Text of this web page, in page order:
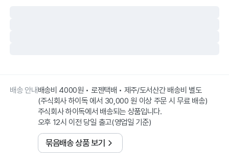
배송 안내배송비 4000원 • 로젠택배 • 제주/도서산간 배송비 별도
(주식회사 하이독 에서 30,000 원 이상 주문 시 무료 배송)
주식회사 하이독에서 배송되는 상품입니다.
오후 12시 이전 당일 출고(영업일 기준)
묶음배송 상품 보기